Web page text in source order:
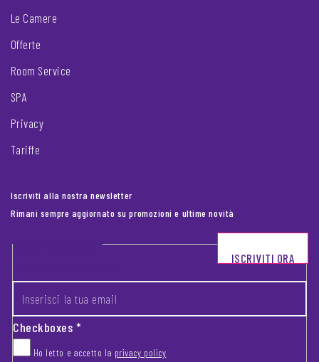
Le Camere
Offerte
Room Service
SPA
Privacy
Tariffe
Iscriviti alla nostra newsletter
Rimani sempre aggiornato su promozioni e ultime novità
Footer newsletter
Checkboxes*
Ho letto e accetto la privacy policy
ISCRIVITI ORA